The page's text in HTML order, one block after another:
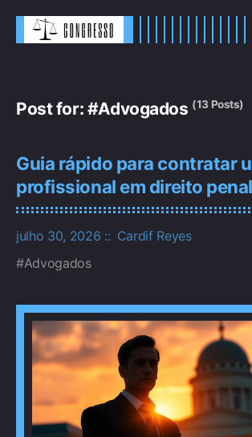
Post for: #Advogados (13 Posts)
Guia rápido para contratar
profissional em direito
julho 30, 2026
Cardif Reyes
Advogados